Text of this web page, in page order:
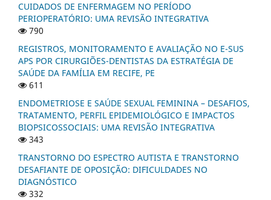
CUIDADOS DE ENFERMAGEM NO PERÍODO
PERIOPERATÓRIO: UMA REVISÃO INTEGRATIVA
790
REGISTROS, MONITORAMENTO E AVALIAÇÃO NO E-SUS
APS POR CIRURGIÕES-DENTISTAS DA ESTRATÉGIA DE
SAÚDE DA FAMÍLIA EM RECIFE, PE
611
ENDOMETRIOSE E SAÚDE SEXUAL FEMININA – DESAFIOS,
TRATAMENTO, PERFIL EPIDEMIOLÓGICO E IMPACTOS
BIOPSICOSSOCIAIS: UMA REVISÃO INTEGRATIVA
343
TRANSTORNO DO ESPECTRO AUTISTA E TRANSTORNO
DESAFIANTE DE OPOSIÇÃO: DIFICULDADES NO
DIAGNÓSTICO
332